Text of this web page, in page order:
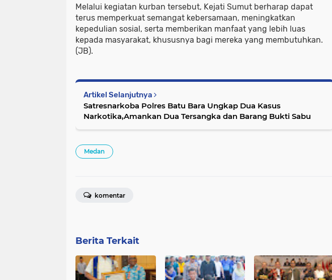
Melalui kegiatan kurban tersebut, Kejati Sumut berharap dapat
terus memperkuat semangat kebersamaan, meningkatkan
kepedulian sosial, serta memberikan manfaat yang lebih luas
kepada masyarakat, khususnya bagi mereka yang membutuhkan.
(JB).
Artikel Selanjutnya
Satresnarkoba Polres Batu Bara Ungkap Dua Kasus
Narkotika,Amankan Dua Tersangka dan Barang Bukti Sabu
Medan
komentar
Berita Terkait